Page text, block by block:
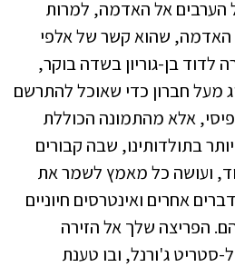
הערבים אל האדמה, למרות
שהוא קשר של אלפי
לדוד בן-גוריון בשדה בוקר,
מעל חברון כדי שאוכל להתרשם
אלא מהתמונה הכוללת
בתולדותינו, שבה קבורים
ועושה כל מאמץ לשמר את
אחרים ואינטרסים חיוניים
הפריצה שלך אל הזירה
בוול-סטריט ג'ורנל, ובו טענת